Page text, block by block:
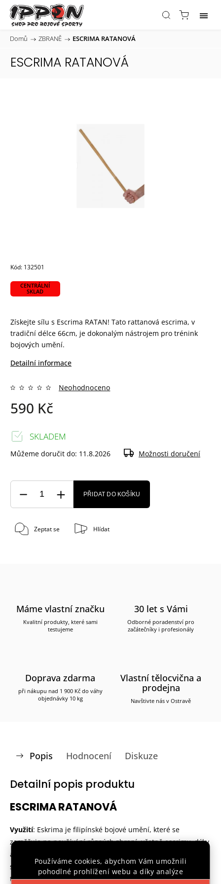
Používáme cookies, abychom Vám umožnili
pohodlné prohlížení webu a díky analýze
provozu webu neustále zlepšovali jeho funkce,
Domů / ZBRANĚ / ESCRIMA RATANOVÁ
ESCRIMA RATANOVÁ
Kód: 132501
CENTRÁLNÍ
SKLAD
Získejte sílu s Escrima RATAN! Tato rattanová escrima, v
tradiční délce 66cm, je dokonalým nástrojem pro trénink
bojových umění.
Detailní informace
Neohodnoceno
590 Kč
SKLADEM
Můžeme doručit do: 11.8.2026 Možnosti doručení
PŘIDAT DO KOŠÍKU
Zeptat se Hlídat
Máme vlastní značku
Kvalitní produkty, které sami
testujeme
30 let s Vámi
Odborné poradenství pro
začátečníky i profesionály
Doprava zdarma
při nákupu nad 1 900 Kč do váhy
objednávky 10 kg
Vlastní tělocvična a
prodejna
Navštivte nás v Ostravě
Popis Hodnocení Diskuze
Detailní popis produktu
ESCRIMA RATANOVÁ
Využití: Eskrima je filipínské bojové umění, které se
zaměřuje na používání různých zbraní, včetně escrimy, dýky
a meče. Mnoho lidí trénuje escrimu jako způsob
sebeobrany, protože se zaměřuje na efektivní a praktické
techniky použitelné v boji v blízkém souboji.